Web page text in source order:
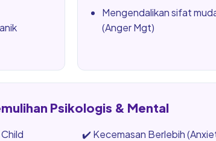
Mengendalikan sifat
(Anger Mgt)
Psikologis & Mental
✔️ Kecemasan Berlebih